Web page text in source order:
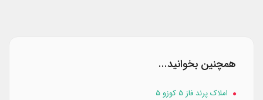
همچنین بخوانید...
املاک پرند فاز 5 کوزو ۵